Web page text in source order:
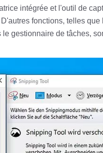
intégrée et l'outil de
fonctions, telles
gestionnaire de tâches,